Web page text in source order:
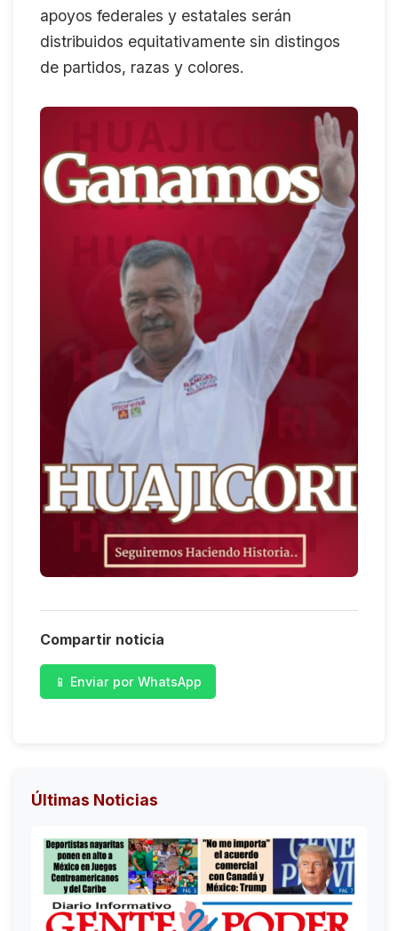
apoyos federales y estatales serán
distribuidos equitativamente sin distingos
de partidos, razas y colores.
Compartir noticia
📱 Enviar por WhatsApp
Últimas Noticias